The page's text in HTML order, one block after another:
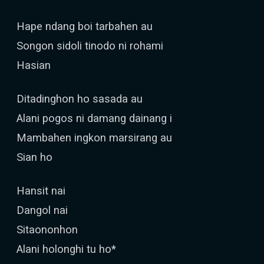
Hape ndang boi tarbahen au
Songon sidoli tinodo ni rohami
Hasian
Ditadinghon ho sasada au
Alani pogos ni damang dainang i
Mambahen ingkon marsirang au
Sian ho
Hansit nai
Dangol nai
Sitaononhon
Alani holonghi tu ho*